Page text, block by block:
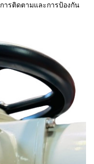
ารติดตามและการป้องกัน